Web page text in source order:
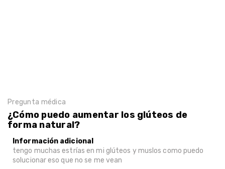
Pregunta médica
¿Cómo puedo aumentar los glúteos de
forma natural?
Información adicional
tengo muchas estrías en mi glúteos y muslos como puedo
solucionar eso que no se me vean